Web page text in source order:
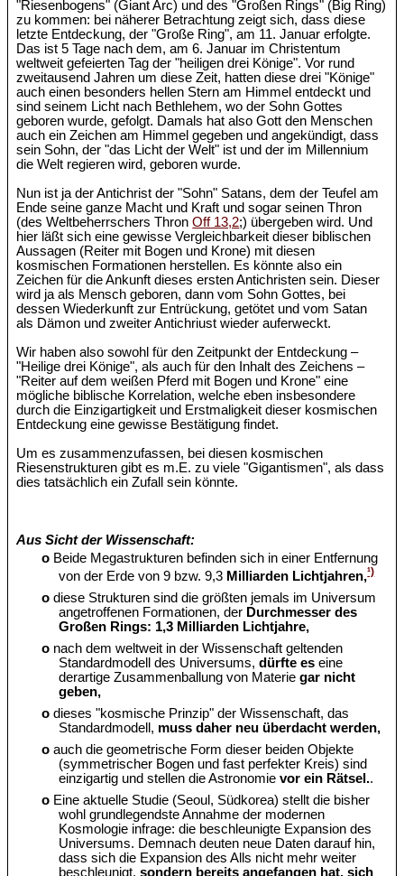
"Riesenbogens" (Giant Arc) und des "Großen Rings" (Big Ring)
zu kommen: bei näherer Betrachtung zeigt sich, dass diese
letzte Entdeckung, der "Große Ring", am 11. Januar erfolgte.
Das ist 5 Tage nach dem, am 6. Januar im Christentum
weltweit gefeierten Tag der "heiligen drei Könige". Vor rund
zweitausend Jahren um diese Zeit, hatten diese drei "Könige"
auch einen besonders hellen Stern am Himmel entdeckt und
sind seinem Licht nach Bethlehem, wo der Sohn Gottes
geboren wurde, gefolgt. Damals hat also Gott den Menschen
auch ein Zeichen am Himmel gegeben und angekündigt, dass
sein Sohn, der "das Licht der Welt" ist und der im Millennium
die Welt regieren wird, geboren wurde.
Nun ist ja der Antichrist der "Sohn" Satans, dem der Teufel am
Ende seine ganze Macht und Kraft und sogar seinen Thron
(des Weltbeherrschers ThronOff 13,2;) übergeben wird. Und
hier läßt sich eine gewisse Vergleichbarkeit dieser biblischen
Aussagen (Reiter mit Bogen und Krone) mit diesen
kosmischen Formationen herstellen. Es könnte also ein
Zeichen für die Ankunft dieses ersten Antichristen sein. Dieser
wird ja als Mensch geboren, dann vom Sohn Gottes, bei
dessen Wiederkunft zur Entrückung, getötet und vom Satan
als Dämon und zweiter Antichriust wieder auferweckt.
Wir haben also sowohl für den Zeitpunkt der Entdeckung –
"Heilige drei Könige", als auch für den Inhalt des Zeichens –
"Reiter auf dem weißen Pferd mit Bogen und Krone" eine
mögliche biblische Korrelation, welche eben insbesondere
durch die Einzigartigkeit und Erstmaligkeit dieser kosmischen
Entdeckung eine gewisse Bestätigung findet.
Um es zusammenzufassen, bei diesen kosmischen
Riesenstrukturen gibt es m.E. zu viele "Gigantismen", als dass
dies tatsächlich ein Zufall sein könnte.
Aus Sicht der Wissenschaft:
o Beide Megastrukturen befinden sich in einer Entfernung
von der Erde von 9 bzw. 9,3 Milliarden Lichtjahren,¹)
o diese Strukturen sind die größten jemals im Universum
angetroffenen Formationen, der Durchmesser des
Großen Rings: 1,3 Milliarden Lichtjahre,
o nach dem weltweit in der Wissenschaft geltenden
Standardmodell des Universums,dürfte eseine
derartige Zusammenballung von Materiegar nicht
geben,
o dieses "kosmische Prinzip" der Wissenschaft, das
Standardmodell, muss daher neu überdacht werden,
o auch die geometrische Form dieser beiden Objekte
(symmetrischer Bogen und fast perfekter Kreis) sind
einzigartig und stellen die Astronomievor ein Rätsel..
o Eine aktuelle Studie (Seoul, Südkorea) stellt die bisher
wohl grundlegendste Annahme der modernen
Kosmologie infrage: die beschleunigte Expansion des
Universums. Demnach deuten neue Daten darauf hin,
dass sich die Expansion des Alls nicht mehr weiter
beschleunigt,sondern bereits angefangen hat, sich